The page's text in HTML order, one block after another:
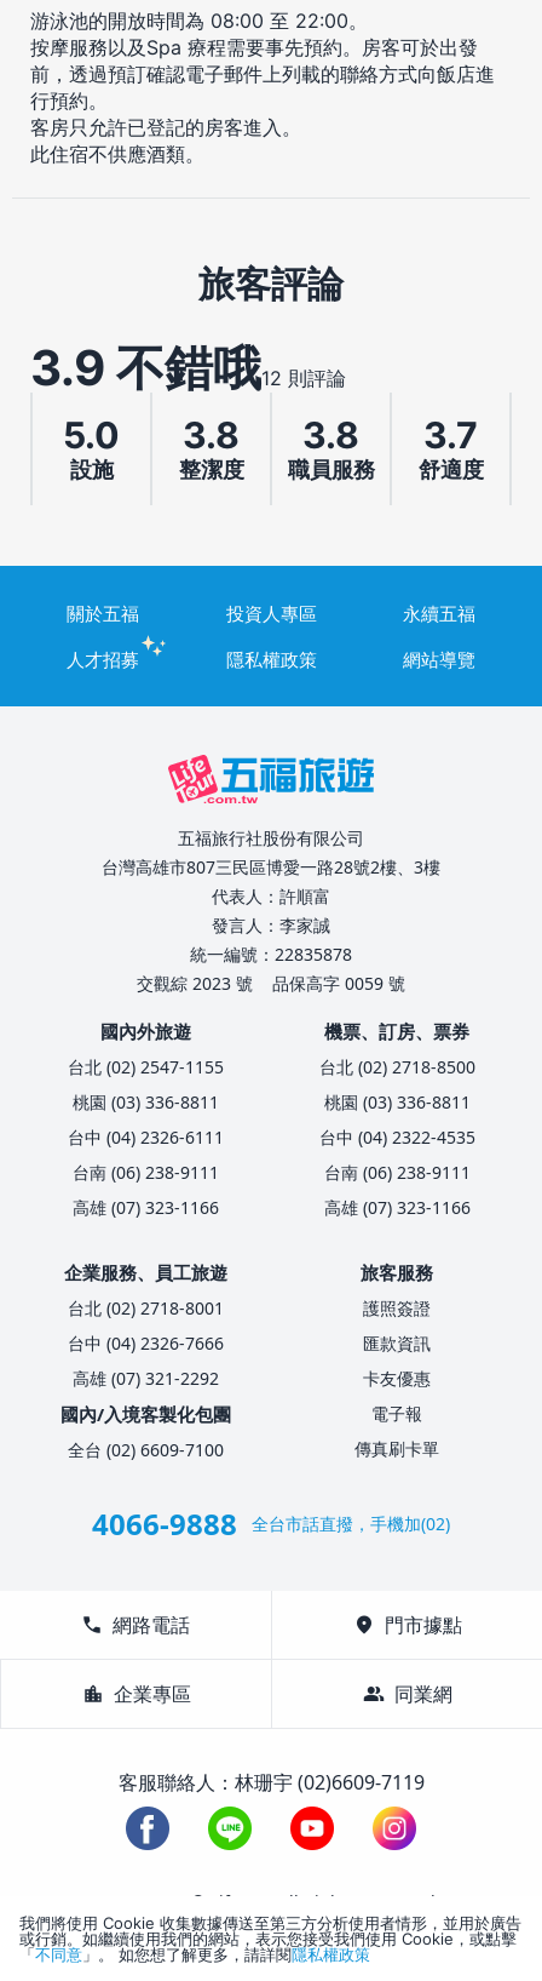
游泳池的開放時間為 08:00 至 22:00。
按摩服務以及Spa 療程需要事先預約。房客可於出發
前，透過預訂確認電子郵件上列載的聯絡方式向飯店進
行預約。
客房只允許已登記的房客進入。
此住宿不供應酒類。
旅客評論
3.9 不錯哦12 則評論
5.0
設施
3.8
整潔度
3.8
職員服務
3.7
舒適度
關於五福 投資人專區
永續五福
人才招募
隱私權政策 網站導覽
五福旅行社股份有限公司
台灣高雄市807三民區博愛一路28號2樓、3樓
代表人：許順富
發言人：李家誠
統一編號：22835878
交觀綜 2023 號
品保高字 0059 號
國內外旅遊
台北 (02) 2547-1155
桃園 (03) 336-8811
台中 (04) 2326-6111
台南 (06) 238-9111
高雄 (07) 323-1166
機票、訂房、票券
台北 (02) 2718-8500
桃園 (03) 336-8811
台中 (04) 2322-4535
台南 (06) 238-9111
高雄 (07) 323-1166
企業服務、員工旅遊
台北 (02) 2718-8001
台中 (04) 2326-7666
高雄 (07) 321-2292
國內/入境客製化包團
全台 (02) 6609-7100
旅客服務
護照簽證
匯款資訊
卡友優惠
電子報
傳真刷卡單
4066-9888 全台市話直撥，手機加(02)
call 網路電話 location_on 門市據點
location_city 企業專區 group 同業網
客服聯絡人：林珊宇 (02)6609-7119
1988-2026 © Lifetour All Rights Reserved.
我們將使用 Cookie 收集數據傳送至第三方分析使用者情形，並用於廣告
或行銷。如繼續使用我們的網站，表示您接受我們使用 Cookie，或點擊
「不同意 」。 如您想了解更多，請詳閱隱私權政策